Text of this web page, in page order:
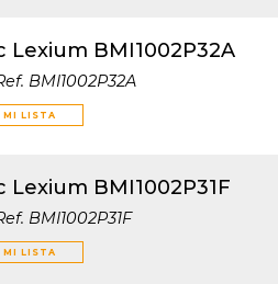
BMI1002P32A
BMI1002P32A
MI LISTA
BMI1002P31F
BMI1002P31F
MI LISTA